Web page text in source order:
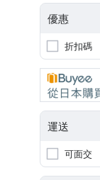
優惠
折扣碼
運送
可面交